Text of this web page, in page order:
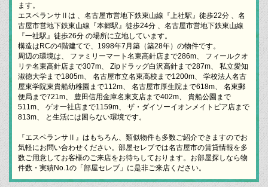
ます。
エスペランサⅡは 、名古屋市営地下鉄東山線『上社駅』徒歩22分 、名
古屋市営地下鉄東山線『本郷駅』徒歩24分 、名古屋市営地下鉄東山線
『一社駅』徒歩26分 の場所に立地しています。
構造はRCの4階建てで、1998年7月築（築28年）の物件です。
周辺の環境は、 ファミリーマート名東高針店まで286m、 フィールクオ
リテ名東高針店まで307m、 Zipドラッグ白沢高針まで287m、 私立愛知
淑徳大学まで1805m、 名古屋市立名東高校まで1200m、 学校法人名古
屋東学院東貴船幼稚園まで112m、 名古屋市厚生院まで618m、 名東郵
便局まで721m、 豊田信用金庫名東支店まで402m、 貴船公園まで
511m、 ゲオ一社店まで1159m、 ザ・ダイソーイオンメイトピア店まで
813m、 と生活には困らない環境です。
『エスペランサⅡ』はもちろん、類似物件も多数ご紹介できますのでお
気軽にお問い合わせください。部屋セレブでは名古屋市の賃貸情報を多
数ご用意してお客様のご来店をお待ちしております。お部屋探しなら物
件数・実績No.1の「部屋セレブ」に是非ご来店ください。